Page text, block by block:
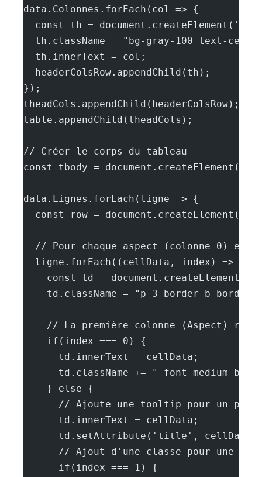
data.Colonnes.forEach(col => {
const th =
th.className = "bg-gray-100 text-
  th.innerText = col;
  headerColsRow.appendChild(th);
});
theadCols.appendChild(headerColsRow);
table.appendChild(theadCols);
// Créer le corps du tableau
const tbody =
data.Lignes.forEach(ligne => {
const row =
// Pour chaque aspect (colonne 0) et
  ligne.forEach((cellData, index) => {
const td =
td.className = "p-3 border-b
// La première colonne (Aspect)
    if(index === 0) {
      td.innerText = cellData;
td.className += " font-medium bg-
    } else {
// Ajoute une tooltip pour un peu
      td.innerText = cellData;
td.setAttribute('title',
// Ajout d'une classe pour une
      if(index === 1) {